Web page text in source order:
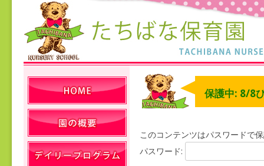
保護中: 8/8
このコンテンツはパスワードで
パスワード: